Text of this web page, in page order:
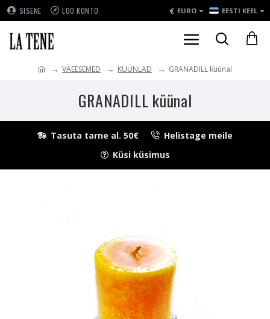
SISENE LOO KONTO € EURO EESTI KEEL
VÄEESEMED KÜÜNLAD GRANADILL küünal
GRANADILL küünal
Tasuta tarne al. 50€
Helistage meile
Küsi küsimus